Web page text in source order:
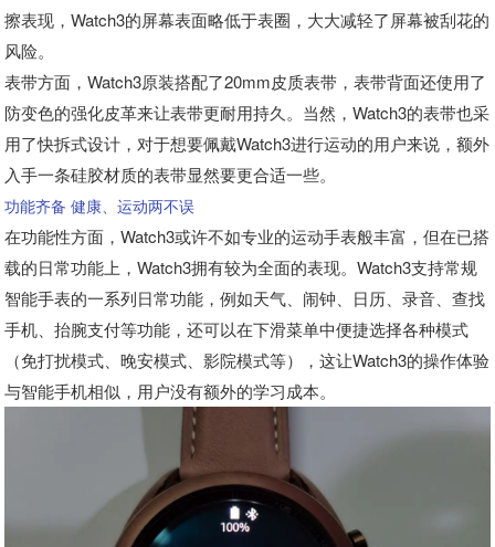
擦表现，Watch3的屏幕表面略低于表圈，大大减轻了屏幕被刮花的
风险。
表带方面，Watch3原装搭配了20mm皮质表带，表带背面还使用了
防变色的强化皮革来让表带更耐用持久。当然，Watch3的表带也采
用了快拆式设计，对于想要佩戴Watch3进行运动的用户来说，额外
入手一条硅胶材质的表带显然要更合适一些。
功能齐备 健康、运动两不误
在功能性方面，Watch3或许不如专业的运动手表般丰富，但在已搭
载的日常功能上，Watch3拥有较为全面的表现。Watch3支持常规
智能手表的一系列日常功能，例如天气、闹钟、日历、录音、查找
手机、抬腕支付等功能，还可以在下滑菜单中便捷选择各种模式
（免打扰模式、晚安模式、影院模式等），这让Watch3的操作体验
与智能手机相似，用户没有额外的学习成本。